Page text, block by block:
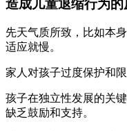
造成儿童退缩行为的
先天气质所致，比如本
适应就慢。
家人对孩子过度保护和
孩子在独立性发展的关
缺乏鼓励和支持。